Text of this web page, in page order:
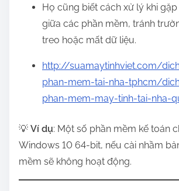
Họ cũng biết cách xử lý khi
giữa các phần mềm, tránh
treo hoặc mất dữ liệu.
http://suamaytinhviet.com/
phan-mem-tai-nha-tphcm/
phan-mem-may-tinh-tai-nha-
💡 Ví dụ: Một số phần mềm kế toán
Windows 10 64-bit, nếu cài nhầm
mềm sẽ không hoạt động.